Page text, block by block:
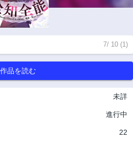
7/ 10 (1)
作品を読む
未詳
進行中
22